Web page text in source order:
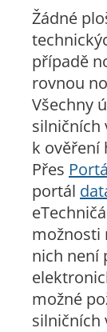
Žádné
případě
rovnou
Všechny
silničních
k ověření
Přes
portál
možnosti
nich není
možné
silničních